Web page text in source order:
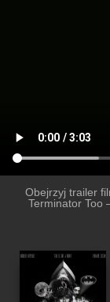
Obejrzyj trailer
Terminator Too